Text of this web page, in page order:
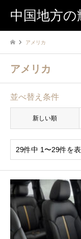
中国地方の
アメリカ
アメリカ
並べ替え条件
新しい順
29件中 1〜29件を